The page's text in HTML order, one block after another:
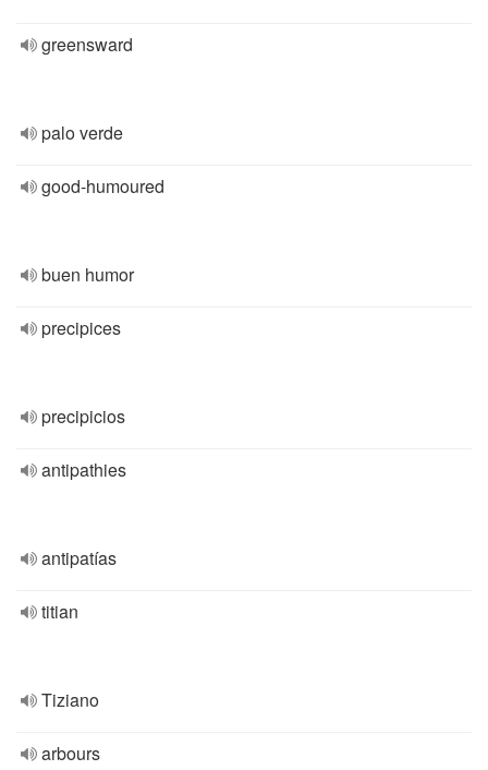
greensward
palo verde
good-humoured
buen humor
precipices
precipicios
antipathies
antipatías
titian
Tiziano
arbours